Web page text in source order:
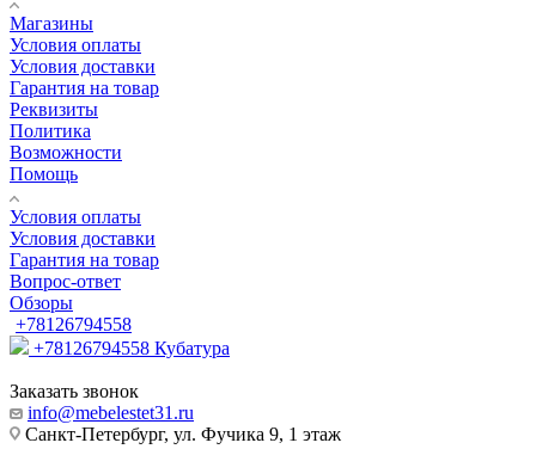
Магазины
Условия оплаты
Условия доставки
Гарантия на товар
Реквизиты
Политика
Возможности
Помощь
Условия оплаты
Условия доставки
Гарантия на товар
Вопрос-ответ
Обзоры
+78126794558
+78126794558 Кубатура
Заказать звонок
info@mebelestet31.ru
Санкт-Петербург, ул. Фучика 9, 1 этаж